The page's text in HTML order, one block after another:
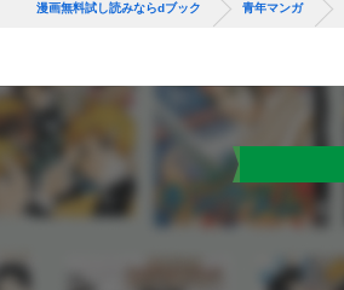
漫画無料試し読みならdブック 青年マンガ